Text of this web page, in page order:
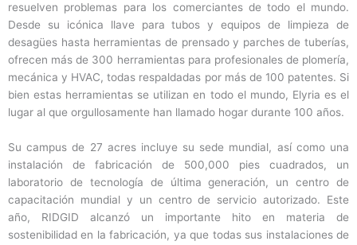
resuelven problemas para los comerciantes de todo el mundo.
Desde su icónica llave para tubos y equipos de limpieza de
desagües hasta herramientas de prensado y parches de tuberías,
ofrecen más de 300 herramientas para profesionales de plomería,
mecánica y HVAC, todas respaldadas por más de 100 patentes. Si
bien estas herramientas se utilizan en todo el mundo, Elyria es el
lugar al que orgullosamente han llamado hogar durante 100 años.
Su campus de 27 acres incluye su sede mundial, así como una
instalación de fabricación de 500,000 pies cuadrados, un
laboratorio de tecnología de última generación, un centro de
capacitación mundial y un centro de servicio autorizado. Este
año, RIDGID alcanzó un importante hito en materia de
sostenibilidad en la fabricación, ya que todas sus instalaciones de